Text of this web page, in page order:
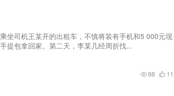
司机王某开的出租车，不慎将装有手机和5 000元现
提包拿回家。第二天，李某几经周折找...
88 11